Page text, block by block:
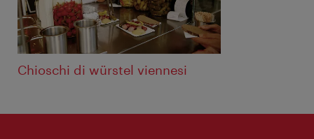
Chioschi di würstel viennesi